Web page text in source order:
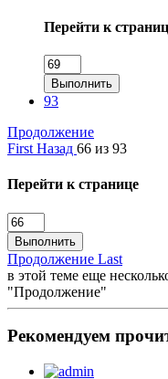
Перейти к
Выполнить
93
Продолжение
First Назад 66 из 93
Перейти к странице
Выполнить
Продолжение Last
в этой теме еще
"Продолжение"
Рекомендуем